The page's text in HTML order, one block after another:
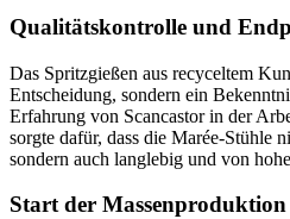
Qualitätskontrolle und
Das Spritzgießen aus recyceltem
Entscheidung, sondern ein
Erfahrung von Scancastor in der
sorgte dafür, dass die Marée-Stühle
sondern auch langlebig und von
Start der Massenproduktion